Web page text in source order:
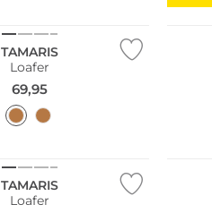
TAMARIS
Loafer
69,95
NEU
TAMARIS
Loafer